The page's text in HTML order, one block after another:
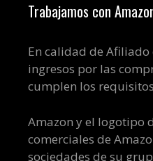
Trabajamos con
En calidad de
ingresos por las
cumplen los
Amazon y el logotipo
comerciales de
sociedades de su